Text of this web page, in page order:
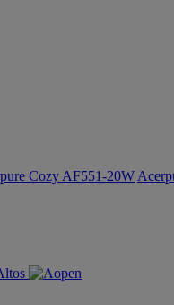
Cozy AF551-20W